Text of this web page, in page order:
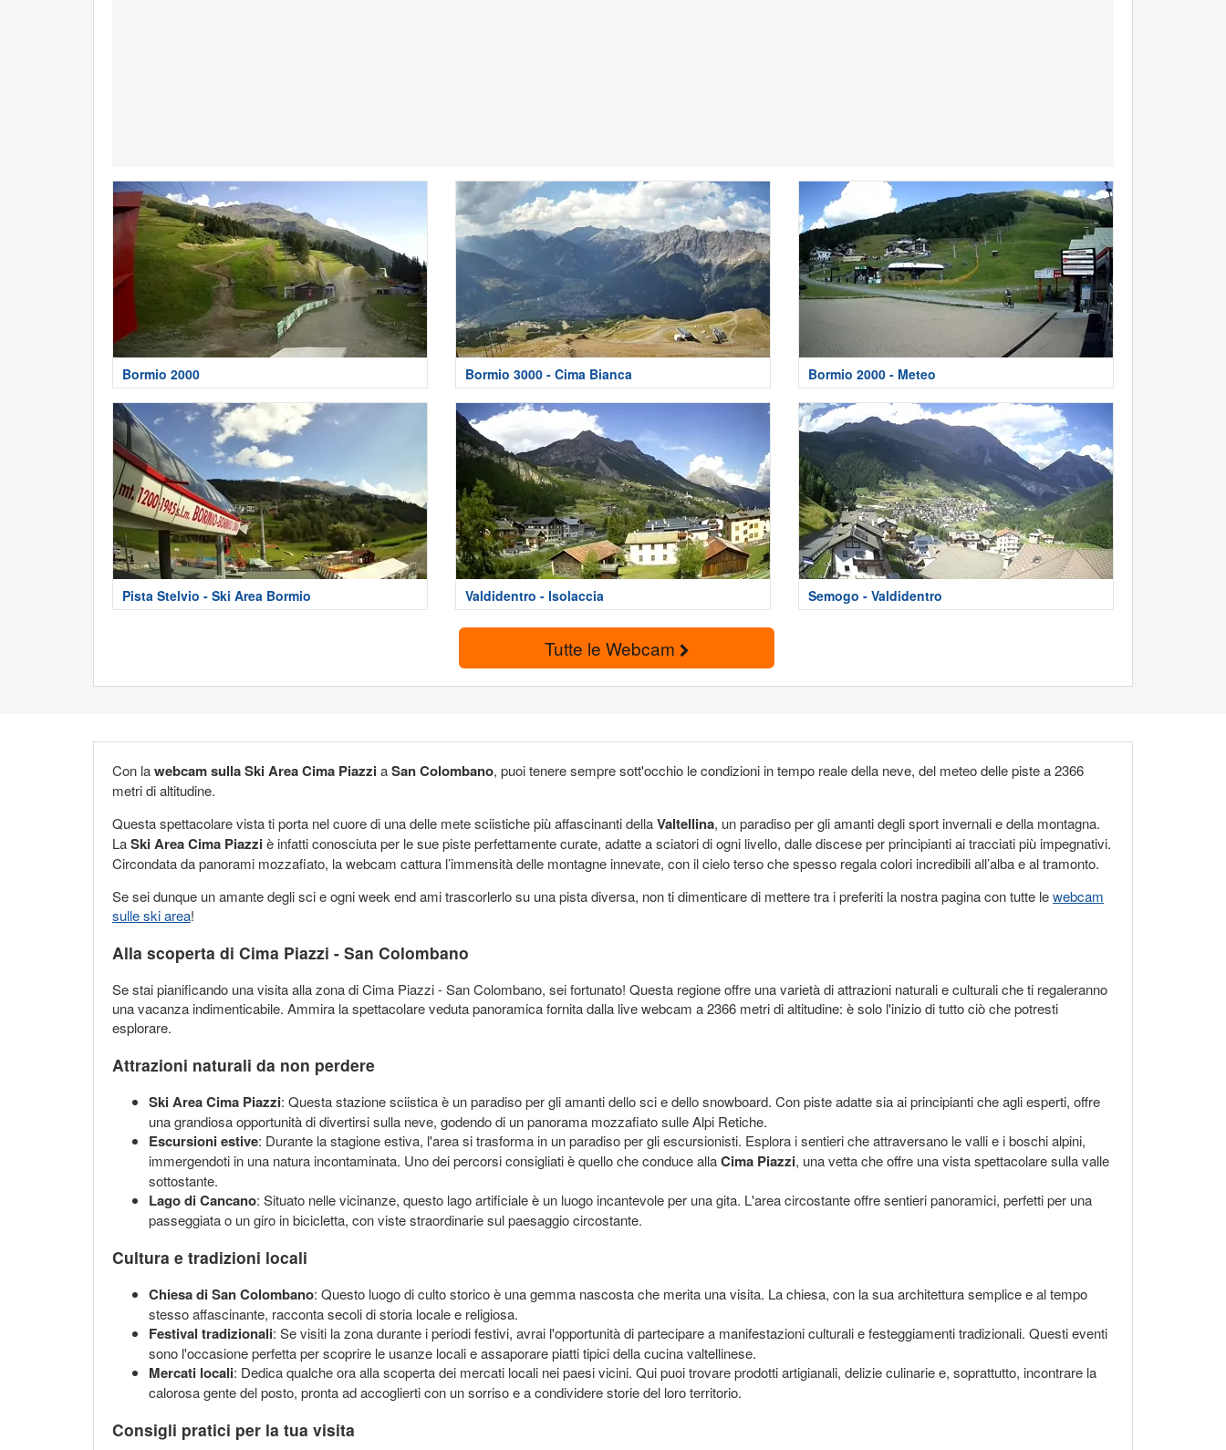
Bormio 2000 Bormio 3000 - Cima Bianca Bormio 2000 - Meteo
Pista Stelvio - Ski Area Bormio Valdidentro - Isolaccia Semogo - Valdidentro
Tutte le Webcam
Con lawebcam sulla Ski Area Cima PiazziaSan Colombano, puoi tenere sempre sott'occhio le condizioni in tempo reale della neve, del meteo delle piste a 2366
metri di altitudine.
Questa spettacolare vista ti porta nel cuore di una delle mete sciistiche più affascinanti dellaValtellina, un paradiso per gli amanti degli sport invernali e della montagna.
LaSki Area Cima Piazziè infatti conosciuta per le sue piste perfettamente curate, adatte a sciatori di ogni livello, dalle discese per principianti ai tracciati più impegnativi.
Circondata da panorami mozzafiato, la webcam cattura l’immensità delle montagne innevate, con il cielo terso che spesso regala colori incredibili all’alba e al tramonto.
Se sei dunque un amante degli sci e ogni week end ami trascorlerlo su una pista diversa, non ti dimenticare di mettere tra i preferiti la nostra pagina con tutte lewebcam
sulle ski area!
Alla scoperta di Cima Piazzi - San Colombano
Se stai pianificando una visita alla zona di Cima Piazzi - San Colombano, sei fortunato! Questa regione offre una varietà di attrazioni naturali e culturali che ti regaleranno
una vacanza indimenticabile. Ammira la spettacolare veduta panoramica fornita dalla live webcam a 2366 metri di altitudine: è solo l'inizio di tutto ciò che potresti
esplorare.
Attrazioni naturali da non perdere
Ski Area Cima Piazzi: Questa stazione sciistica è un paradiso per gli amanti dello sci e dello snowboard. Con piste adatte sia ai principianti che agli esperti, offre
una grandiosa opportunità di divertirsi sulla neve, godendo di un panorama mozzafiato sulle Alpi Retiche.
Escursioni estive: Durante la stagione estiva, l'area si trasforma in un paradiso per gli escursionisti. Esplora i sentieri che attraversano le valli e i boschi alpini,
immergendoti in una natura incontaminata. Uno dei percorsi consigliati è quello che conduce allaCima Piazzi, una vetta che offre una vista spettacolare sulla valle
sottostante.
Lago di Cancano: Situato nelle vicinanze, questo lago artificiale è un luogo incantevole per una gita. L'area circostante offre sentieri panoramici, perfetti per una
passeggiata o un giro in bicicletta, con viste straordinarie sul paesaggio circostante.
Cultura e tradizioni locali
Chiesa di San Colombano: Questo luogo di culto storico è una gemma nascosta che merita una visita. La chiesa, con la sua architettura semplice e al tempo
stesso affascinante, racconta secoli di storia locale e religiosa.
Festival tradizionali: Se visiti la zona durante i periodi festivi, avrai l'opportunità di partecipare a manifestazioni culturali e festeggiamenti tradizionali. Questi eventi
sono l'occasione perfetta per scoprire le usanze locali e assaporare piatti tipici della cucina valtellinese.
Mercati locali: Dedica qualche ora alla scoperta dei mercati locali nei paesi vicini. Qui puoi trovare prodotti artigianali, delizie culinarie e, soprattutto, incontrare la
calorosa gente del posto, pronta ad accoglierti con un sorriso e a condividere storie del loro territorio.
Consigli pratici per la tua visita